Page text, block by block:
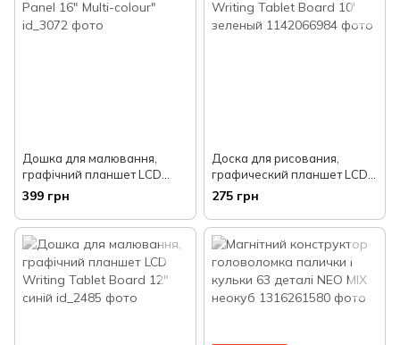
Дошка для малювання,
графічний планшет LCD
Panel 16" Multi-colour"
399 грн
Доска для рисования,
графический планшет LCD
Writing Tablet Board 10'
зеленый
275 грн